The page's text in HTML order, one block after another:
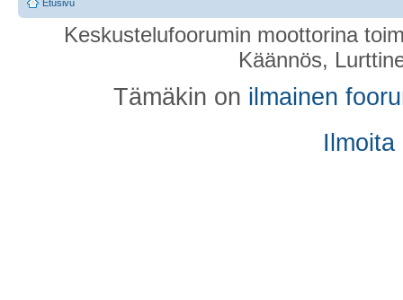
Etusivu
Keskustelufoorumin moottorina
Käännös,
Tämäkin on ilmainen